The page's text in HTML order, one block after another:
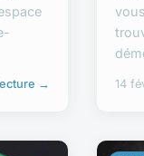
→ 14